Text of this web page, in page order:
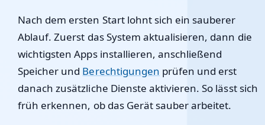
Nach dem ersten Start lohnt sich ein sauberer
Ablauf. Zuerst das System aktualisieren, dann die
wichtigsten Apps installieren, anschließend
Speicher und Berechtigungen prüfen und erst
danach zusätzliche Dienste aktivieren. So lässt sich
früh erkennen, ob das Gerät sauber arbeitet.